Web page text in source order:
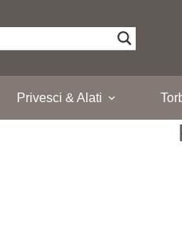
Privesci & Alati